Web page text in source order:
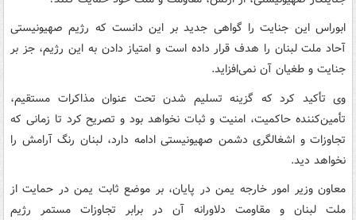
ابوراس این جنایت را گواهی جدید بر این دانست که رژیم صهیونیستی
آحاد ملت لبنان را هدف قرار داده است و امتیاز دادن به این رژیم، جز بر
جنایت و طغیان آن نمی‌افزاید.
وی تأکید کرد که گزینه تسلیم شدن تحت عنوان مذاکرات مستقیم،
تأمین‌کننده حاکمیت، امنیت و ثبات نخواهد بود و تصریح کرد تا زمانی که
تجاوزات و اشغالگری دشمن صهیونیستی ادامه دارد، لبنان رنگ آرامش را
نخواهد دید.
معاون وزیر امور خارجه یمن در پایان، بر موضع ثابت یمن در حمایت از
ملت لبنان و مقاومت دلاورانه آن در برابر تجاوزات مستمر رژیم